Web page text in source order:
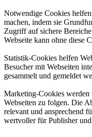
Notwendige Cookies
machen, indem sie
Zugriff auf sichere
Webseite kann ohne diese
Statistik-Cookies helfen
Besucher mit Webseiten
gesammelt und gemeldet
Marketing-Cookies werden
Webseiten zu folgen. Die
relevant und ansprechend
wertvoller für Publisher